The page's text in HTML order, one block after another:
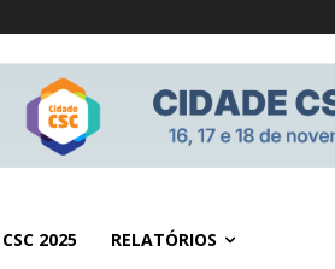
2025 RELATÓRIOS